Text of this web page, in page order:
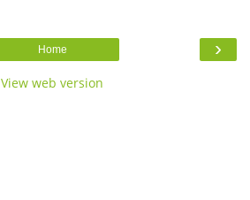
›
Home
View web version